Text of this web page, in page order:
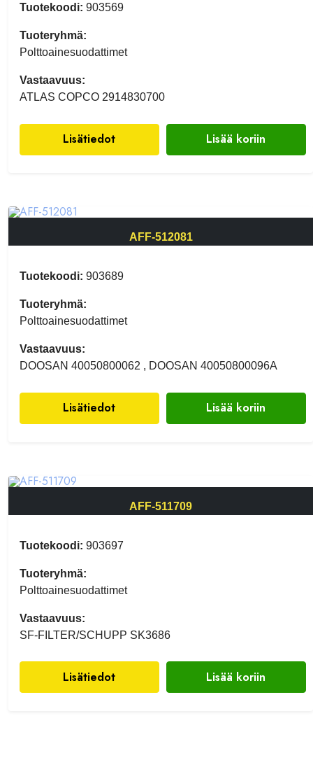
Tuotekoodi: 903569
Tuoteryhmä:
Polttoainesuodattimet
Vastaavuus:
ATLAS COPCO 2914830700
Lisätiedot Lisää koriin
AFF-512081
Tuotekoodi: 903689
Tuoteryhmä:
Polttoainesuodattimet
Vastaavuus:
DOOSAN 40050800062 , DOOSAN 40050800096A
Lisätiedot Lisää koriin
AFF-511709
Tuotekoodi: 903697
Tuoteryhmä:
Polttoainesuodattimet
Vastaavuus:
SF-FILTER/SCHUPP SK3686
Lisätiedot Lisää koriin